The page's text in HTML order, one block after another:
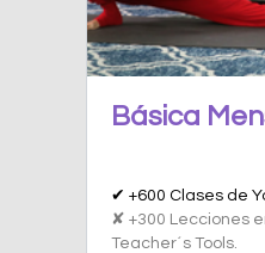
Básica
✔ +600 Clases de
✘ +300 Lecciones
Teacher´s Tools.